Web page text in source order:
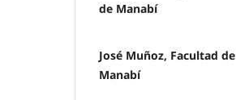
de Manabí
José Muñoz, Facultad
Manabí